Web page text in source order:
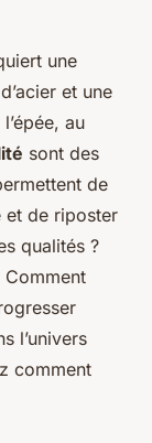
une
et une
au
sont des
de
et de riposter
qualités ?
Comment
l’univers
comment